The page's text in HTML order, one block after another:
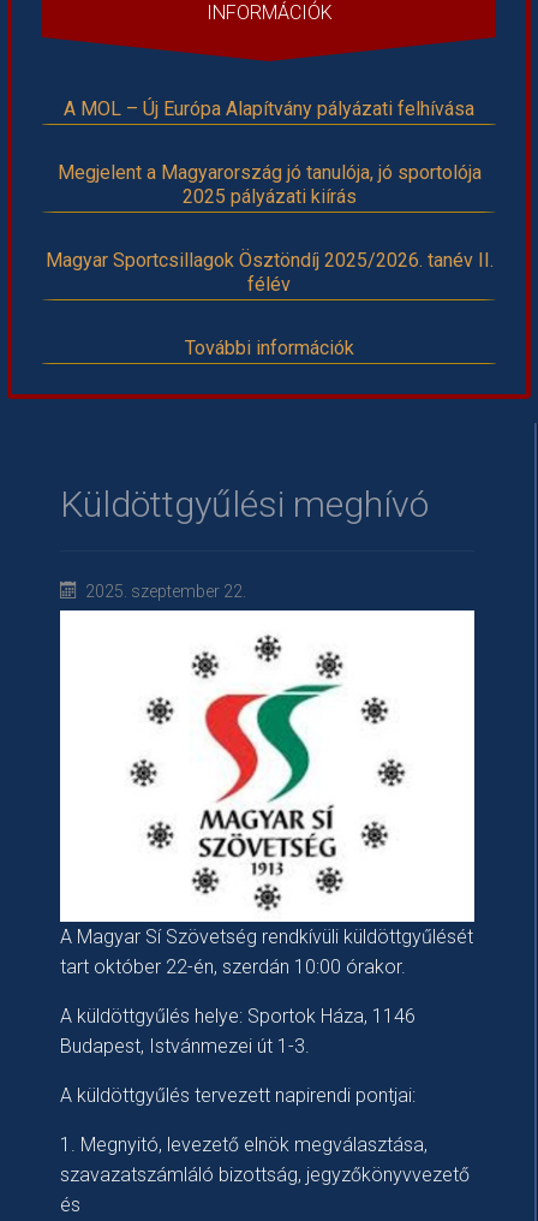
INFORMÁCIÓK
A MOL – Új Európa Alapítvány pályázati felhívása
Megjelent a Magyarország jó tanulója, jó sportolója
2025 pályázati kiírás
Magyar Sportcsillagok Ösztöndíj 2025/2026. tanév II.
félév
További információk
Küldöttgyűlési meghívó
2025. szeptember 22.
A Magyar Sí Szövetség rendkívüli küldöttgyűlését
tart október 22-én, szerdán 10:00 órakor.
A küldöttgyűlés helye: Sportok Háza, 1146
Budapest, Istvánmezei út 1-3.
A küldöttgyűlés tervezett napirendi pontjai:
1. Megnyitó, levezető elnök megválasztása,
szavazatszámláló bizottság, jegyzőkönyvvezető
és